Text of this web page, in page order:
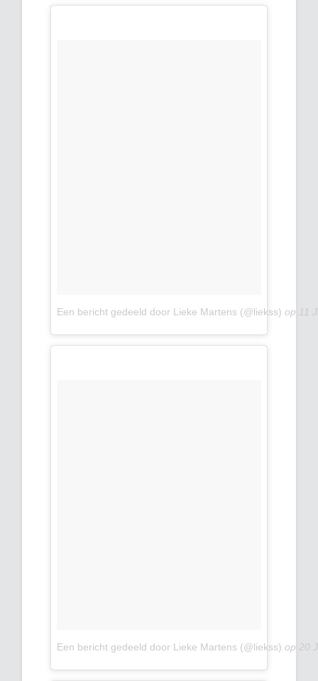
Een bericht gedeeld door Lieke Martens (@liekss) op 11
Een bericht gedeeld door Lieke Martens (@liekss) op 20